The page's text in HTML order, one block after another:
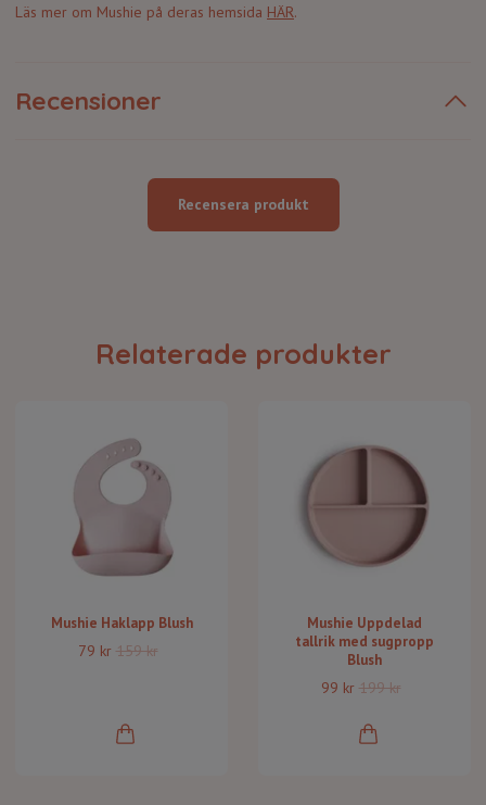
Läs mer om Mushie på deras hemsida HÄR.
Recensioner
Recensera produkt
Relaterade produkter
Mushie Haklapp Blush
79 kr 159 kr
Mushie Uppdelad
tallrik med sugpropp
Blush
99 kr 199 kr